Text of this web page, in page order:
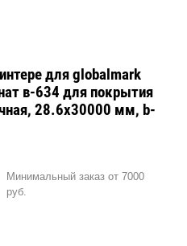
для globalmark
в-634 для покрытия
28.6x30000 мм, b-
Минимальный заказ от 7000
руб.